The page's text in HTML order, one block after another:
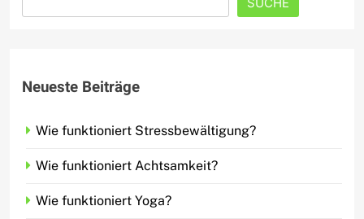
Neueste Beiträge
Wie funktioniert Stressbewältigung?
Wie funktioniert Achtsamkeit?
Wie funktioniert Yoga?